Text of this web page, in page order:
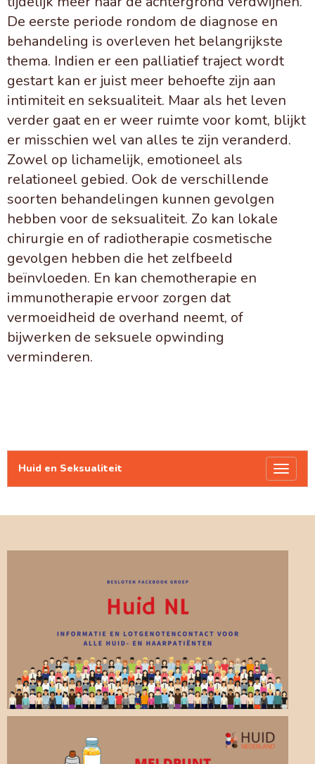
De eerste periode rondom de diagnose en
behandeling is overleven het belangrijkste
thema. Indien er een palliatief traject wordt
gestart kan er juist meer behoefte zijn aan
intimiteit en seksualiteit. Maar als het leven
verder gaat en er weer ruimte voor komt, blijkt
er misschien wel van alles te zijn veranderd.
Zowel op lichamelijk, emotioneel als
relationeel gebied. Ook de verschillende
soorten behandelingen kunnen gevolgen
hebben voor de seksualiteit. Zo kan lokale
chirurgie en of radiotherapie cosmetische
gevolgen hebben die het zelfbeeld
beïnvloeden. En kan chemotherapie en
immunotherapie ervoor zorgen dat
vermoeidheid de overhand neemt, of
bijwerken de seksuele opwinding
verminderen.
Huid en Seksualiteit